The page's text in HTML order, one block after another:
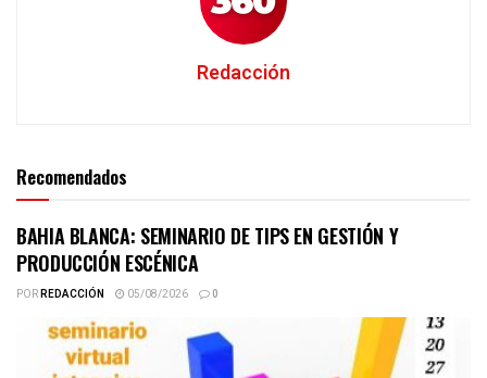
Redacción
Recomendados
BAHIA BLANCA: SEMINARIO DE TIPS EN GESTIÓN Y
PRODUCCIÓN ESCÉNICA
PORREDACCIÓN 05/08/2026 0